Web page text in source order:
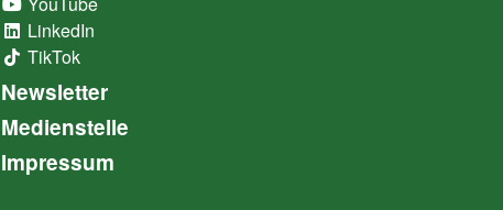
LinkedIn
TikTok
Newsletter
Medienstelle
Impressum